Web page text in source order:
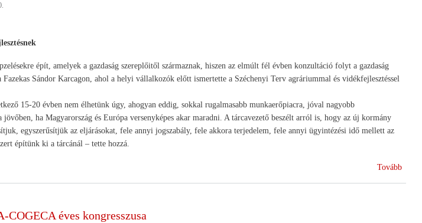
épít, amelyek a gazdaság szereplőitől származnak, hiszen az elmúlt fél évben konzultáció folyt a gazdaság
Fazekas Sándor Karcagon, ahol a helyi vállalkozók előtt ismertette a Széchenyi Terv agráriummal és vidékfejlesztéssel
15-20 évben nem élhetünk úgy, ahogyan eddig, sokkal rugalmasabb munkaerőpiacra, jóval nagyobb
jövőben, ha Magyarország és Európa versenyképes akar maradni. A tárcavezető beszélt arról is, hogy az új kormány
egyszerűsítjük az eljárásokat, fele annyi jogszabály, fele akkora terjedelem, fele annyi ügyintézési idő mellett az
építünk ki a tárcánál – tette hozzá.
Tovább
COGECA éves kongresszusa